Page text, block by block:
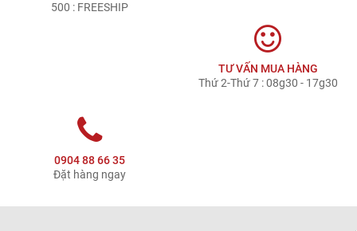
500 : FREESHIP
TƯ VẤN MUA HÀNG
Thứ 2-Thứ 7 : 08g30 - 17g30
0904 88 66 35
Đặt hàng ngay